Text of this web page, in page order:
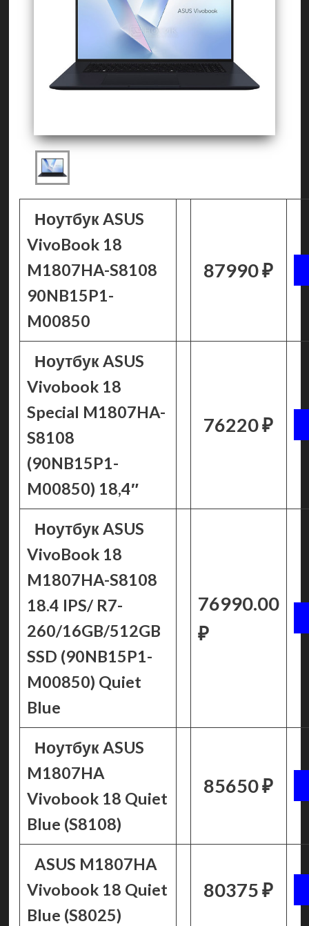
Ноутбук ASUS
VivoBook 18
M1807HA-S8108
90NB15P1-
M00850
87990 ₽
Ноутбук ASUS
Vivobook 18
Special M1807HA-
S8108
(90NB15P1-
M00850) 18,4″
76220 ₽
Ноутбук ASUS
VivoBook 18
M1807HA-S8108
18.4 IPS/ R7-
260/16GB/512GB
SSD (90NB15P1-
M00850) Quiet
Blue
76990.00
₽
Ноутбук ASUS
M1807HA
Vivobook 18 Quiet
Blue (S8108)
85650 ₽
ASUS M1807HA
Vivobook 18 Quiet
Blue (S8025)
80375 ₽